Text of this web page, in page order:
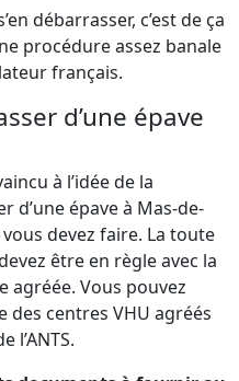
débarrasser, c’est de ça
procédure assez banale
français.
d’une épave
à l’idée de la
d’une épave à Mas-de-
devez faire. La toute
être en règle avec la
agréée. Vous pouvez
centres VHU agréés
l’ANTS.